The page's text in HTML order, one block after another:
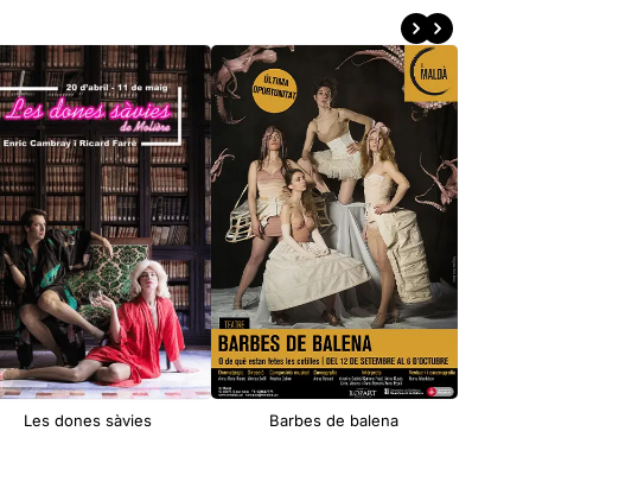
Les dones sàvies Barbes de balena